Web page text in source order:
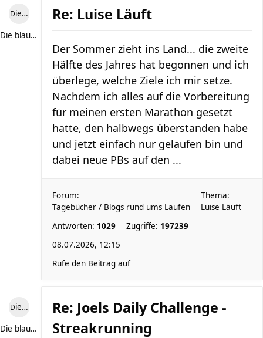
Die blaue Luise
Die blaue Luise
Re: Luise Läuft
Der Sommer zieht ins Land... die zweite
Hälfte des Jahres hat begonnen und ich
überlege, welche Ziele ich mir setze.
Nachdem ich alles auf die Vorbereitung
für meinen ersten Marathon gesetzt
hatte, den halbwegs überstanden habe
und jetzt einfach nur gelaufen bin und
dabei neue PBs auf den ...
Forum:
Tagebücher / Blogs rund ums Laufen
Thema:
Luise Läuft
Antworten: 1029 Zugriffe: 197239
08.07.2026, 12:15
Rufe den Beitrag auf
Die blaue Luise
Die blaue Luise
Re: Joels Daily Challenge -
Streakrunning